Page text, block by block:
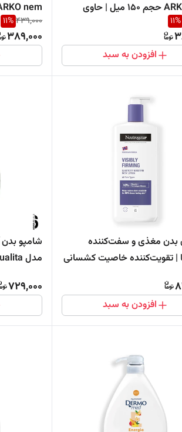
ARKO nem حجم 150 میل | حاوی
11%
افزودن به سبد
روغن آووکادو
439,000
11%
389,000
بدن مغذی و سفت‌کننده
| تقویت‌کننده خاصیت کشسانی
افزودن به سبد
729,000